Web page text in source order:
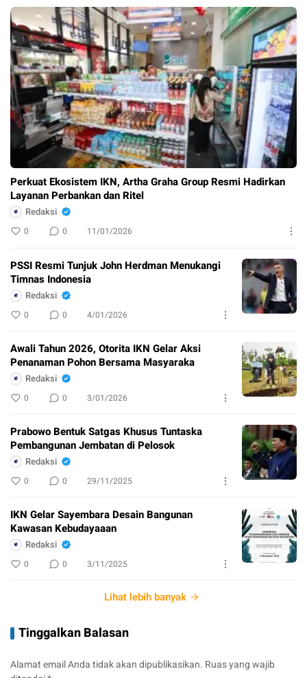
Perkuat Ekosistem IKN, Artha Graha Group Resmi Hadirkan
Layanan Perbankan dan Ritel
Redaksi
0 0 11/01/2026
PSSI Resmi Tunjuk John Herdman Menukangi
Timnas Indonesia
Redaksi
0 0 4/01/2026
Awali Tahun 2026, Otorita IKN Gelar Aksi
Penanaman Pohon Bersama Masyaraka
Redaksi
0 0 3/01/2026
Prabowo Bentuk Satgas Khusus Tuntaska
Pembangunan Jembatan di Pelosok
Redaksi
0 0 29/11/2025
IKN Gelar Sayembara Desain Bangunan
Kawasan Kebudayaaan
Redaksi
0 0 3/11/2025
Lihat lebih banyak
Tinggalkan Balasan
Alamat email Anda tidak akan dipublikasikan. Ruas yang wajib